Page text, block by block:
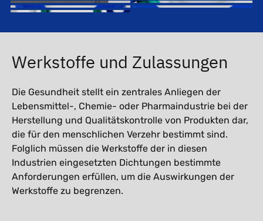
Werkstoffe und Zulassungen
Die Gesundheit stellt ein zentrales Anliegen der
Lebensmittel-, Chemie- oder Pharmaindustrie bei der
Herstellung und Qualitätskontrolle von Produkten dar,
die für den menschlichen Verzehr bestimmt sind.
Folglich müssen die Werkstoffe der in diesen
Industrien eingesetzten Dichtungen bestimmte
Anforderungen erfüllen, um die Auswirkungen der
Werkstoffe zu begrenzen.